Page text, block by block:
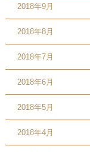
2018年9月
2018年8月
2018年7月
2018年6月
2018年5月
2018年4月